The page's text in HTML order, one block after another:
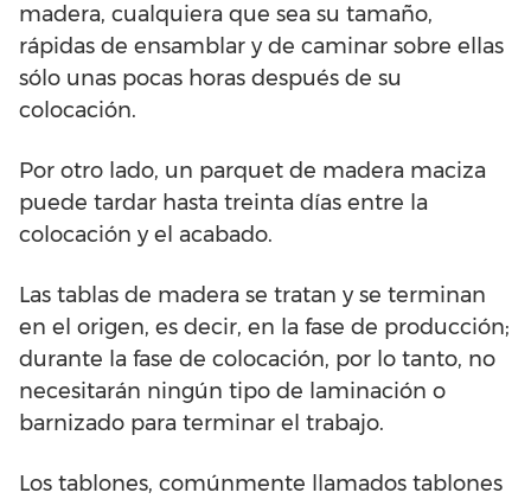
madera, cualquiera que sea su tamaño,
rápidas de ensamblar y de caminar sobre ellas
sólo unas pocas horas después de su
colocación.
Por otro lado, un parquet de madera maciza
puede tardar hasta treinta días entre la
colocación y el acabado.
Las tablas de madera se tratan y se terminan
en el origen, es decir, en la fase de producción;
durante la fase de colocación, por lo tanto, no
necesitarán ningún tipo de laminación o
barnizado para terminar el trabajo.
Los tablones, comúnmente llamados tablones